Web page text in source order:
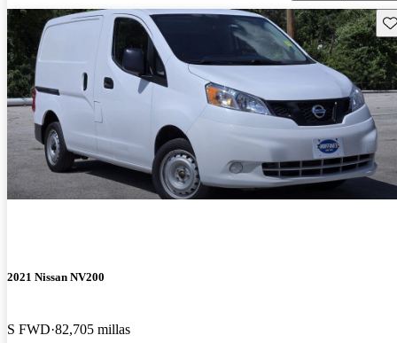
2021 Nissan NV200
S FWD 82,705 millas